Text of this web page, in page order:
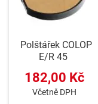
Polštářek COLOP
E/R 45
182,00 Kč
Včetně DPH